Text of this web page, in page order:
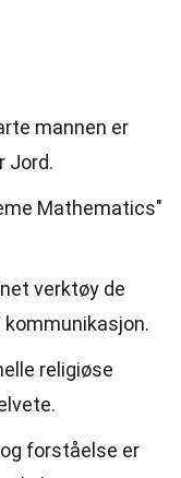
mannen er
Jord.
Mathematics"
verktøy de
kommunikasjon.
religiøse
forståelse er